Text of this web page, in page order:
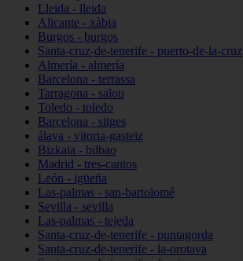
Lleida - lleida
Alicante - xàbia
Burgos - burgos
Santa-cruz-de-tenerife - puerto-de-la-cruz
Almería - almería
Barcelona - terrassa
Tarragona - salou
Toledo - toledo
Barcelona - sitges
álava - vitoria-gasteiz
Bizkaia - bilbao
Madrid - tres-cantos
León - igüeña
Las-palmas - san-bartolomé
Sevilla - sevilla
Las-palmas - tejeda
Santa-cruz-de-tenerife - puntagorda
Santa-cruz-de-tenerife - la-orotava